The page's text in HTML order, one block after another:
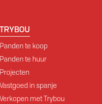
TRYBOU
Panden te koop
Panden te huur
Projecten
Vastgoed in spanje
Verkopen met Trybou